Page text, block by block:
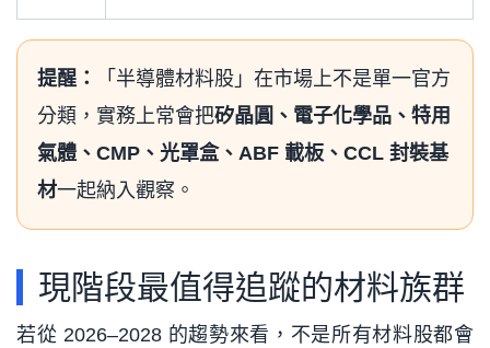
提醒：
「半導體材料股」在市場上不是單一官方
分類，實務上常會把矽晶圓、電子化學品、特用
氣體、CMP、光罩盒、ABF 載板、CCL 封裝基
材一起納入觀察。
現階段最值得追蹤的材料族群
若從 2026–2028 的趨勢來看，不是所有材料股都會